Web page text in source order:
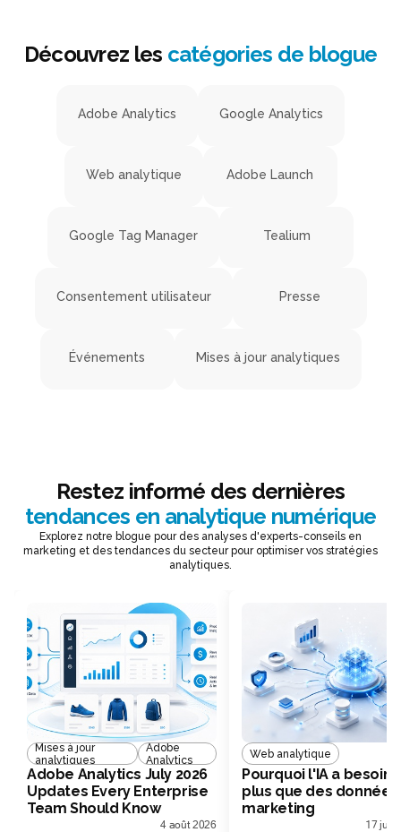
Découvrez les catégories de blogue
Adobe Analytics Google Analytics
Web analytique Adobe Launch
Google Tag Manager Tealium
Consentement utilisateur Presse
Événements Mises à jour analytiques
Restez informé des dernières
tendances en analytique numérique
Explorez notre blogue pour des analyses d'experts-conseils en
marketing et des tendances du secteur pour optimiser vos stratégies
analytiques.
Mises à jour
analytiques
Adobe
Analytics
Adobe Analytics July 2026
Updates Every Enterprise
Team Should Know
4 août 2026
Web analytique
Pourquoi l'IA a besoin
plus que des données
marketing
17